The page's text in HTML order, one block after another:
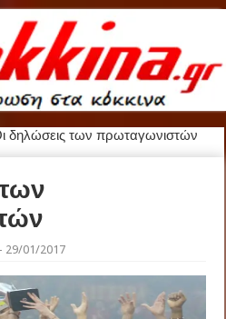
δηλώσεις των πρωταγωνιστών
29/01/2017